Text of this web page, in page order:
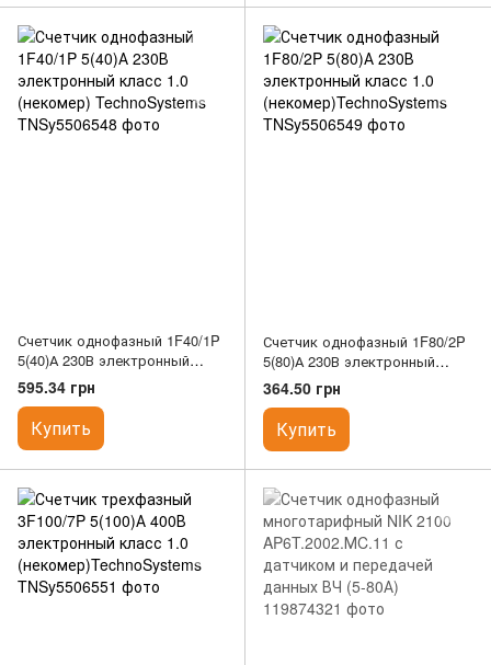
Счетчик однофазный 1F40/1P
5(40)А 230В электронный
класс 1.0 (некомер)
TechnoSystems
595.34 грн
Купить
Счетчик однофазный 1F80/2P
5(80)А 230В электронный
класс 1.0
(некомер)TechnoSystems
364.50 грн
Купить